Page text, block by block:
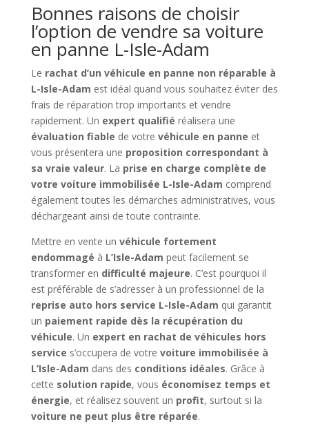
Bonnes raisons de choisir
l’option de vendre sa voiture
en panne L-Isle-Adam
Le rachat d’un véhicule en panne non réparable à
L-Isle-Adam est idéal quand vous souhaitez éviter des
frais de réparation trop importants et vendre
rapidement. Un expert qualifié réalisera une
évaluation fiable de votre véhicule en panne et
vous présentera une proposition correspondant à
sa vraie valeur. La prise en charge complète de
votre voiture immobilisée L-Isle-Adam comprend
également toutes les démarches administratives, vous
déchargeant ainsi de toute contrainte.
Mettre en vente un véhicule fortement
endommagé à L’Isle-Adam peut facilement se
transformer en difficulté majeure. C’est pourquoi il
est préférable de s’adresser à un professionnel de la
reprise auto hors service L-Isle-Adam qui garantit
un paiement rapide dès la récupération du
véhicule. Un expert en rachat de véhicules hors
service s’occupera de votre voiture immobilisée à
L’Isle-Adam dans des conditions idéales. Grâce à
cette solution rapide, vous économisez temps et
énergie, et réalisez souvent un profit, surtout si la
voiture ne peut plus être réparée.